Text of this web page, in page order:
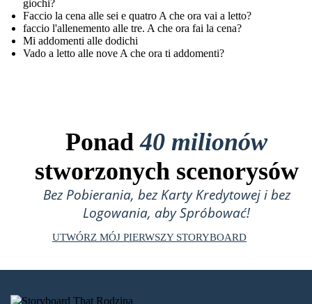
giochi?
Faccio la cena alle sei e quatro A che ora vai a letto?
faccio l'allenemento alle tre. A che ora fai la cena?
Mi addomenti alle dodichi
Vado a letto alle nove A che ora ti addomenti?
Ponad40 milionów
stworzonych scenorysów
Bez Pobierania, bez Karty Kredytowej i bez
Logowania, aby Spróbować!
UTWÓRZ MÓJ PIERWSZY STORYBOARD